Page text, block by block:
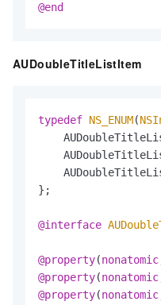
@end
AUDoubleTitleListItem
typedef NS_ENUM(
};
@interface
@property(nonatomic
@property(nonatomic
@property(nonatomic